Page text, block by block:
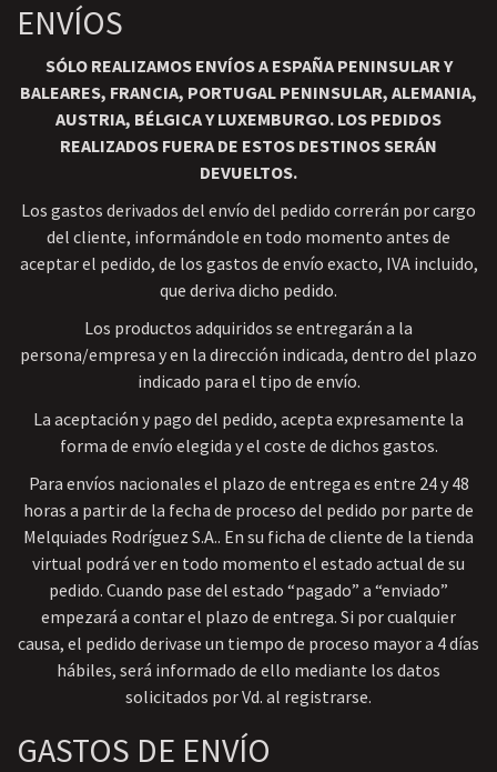
ENVÍOS
SÓLO REALIZAMOS ENVÍOS A ESPAÑA PENINSULAR Y
BALEARES, FRANCIA, PORTUGAL PENINSULAR, ALEMANIA,
AUSTRIA, BÉLGICA Y LUXEMBURGO. LOS PEDIDOS
REALIZADOS FUERA DE ESTOS DESTINOS SERÁN
DEVUELTOS.
Los gastos derivados del envío del pedido correrán por cargo
del cliente, informándole en todo momento antes de
aceptar el pedido, de los gastos de envío exacto, IVA incluido,
que deriva dicho pedido.
Los productos adquiridos se entregarán a la
persona/empresa y en la dirección indicada, dentro del plazo
indicado para el tipo de envío.
La aceptación y pago del pedido, acepta expresamente la
forma de envío elegida y el coste de dichos gastos.
Para envíos nacionales el plazo de entrega es entre 24 y 48
horas a partir de la fecha de proceso del pedido por parte de
Melquiades Rodríguez S.A.. En su ficha de cliente de la tienda
virtual podrá ver en todo momento el estado actual de su
pedido. Cuando pase del estado “pagado” a “enviado”
empezará a contar el plazo de entrega. Si por cualquier
causa, el pedido derivase un tiempo de proceso mayor a 4 días
hábiles, será informado de ello mediante los datos
solicitados por Vd. al registrarse.
GASTOS DE ENVÍO